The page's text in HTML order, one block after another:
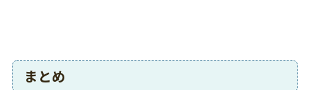
まとめ